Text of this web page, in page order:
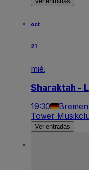
oct
21
mié.
Sharaktah -
19:30
Tower
Ver entradas